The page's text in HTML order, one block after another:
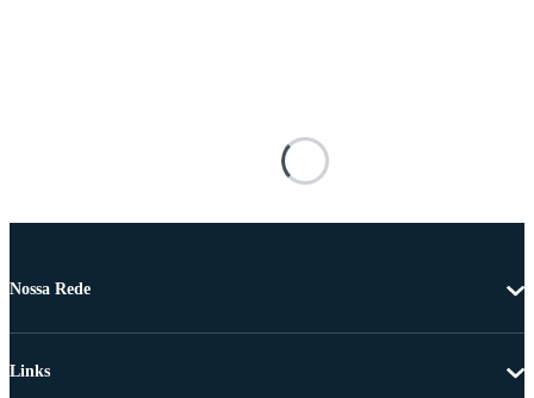
Nossa Rede
Links